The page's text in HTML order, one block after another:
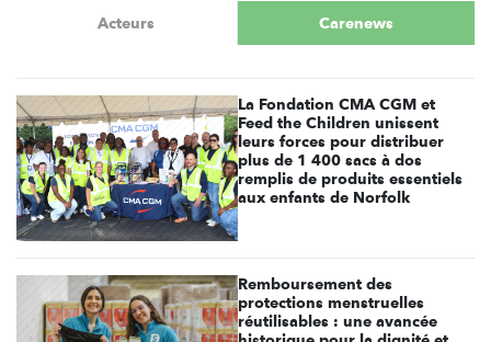
Acteurs Carenews
La Fondation CMA CGM et
Feed the Children unissent
leurs forces pour distribuer
plus de 1 400 sacs à dos
remplis de produits essentiels
aux enfants de Norfolk
Remboursement des
protections menstruelles
réutilisables : une avancée